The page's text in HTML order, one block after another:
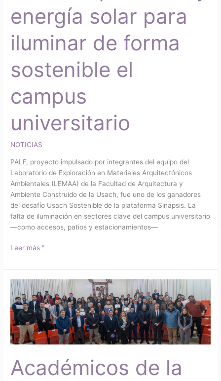
energía solar para
iluminar de forma
sostenible el
campus
universitario
NOTICIAS
PALF, proyecto impulsado por integrantes del equipo del
Laboratorio de Exploración en Materiales Arquitectónicos
Ambientales (LEMAA) de la Facultad de Arquitectura y
Ambiente Construido de la Usach, fue uno de los ganadores
del desafío Usach Sostenible de la plataforma Sinapsis. La
falta de iluminación en sectores clave del campus universitario
—como accesos, patios y estacionamientos—
el
campus
universitario
Leer más ”
Académicos de la
Académicos
de
la
Usach
son
reconocidos
su
trayectoria